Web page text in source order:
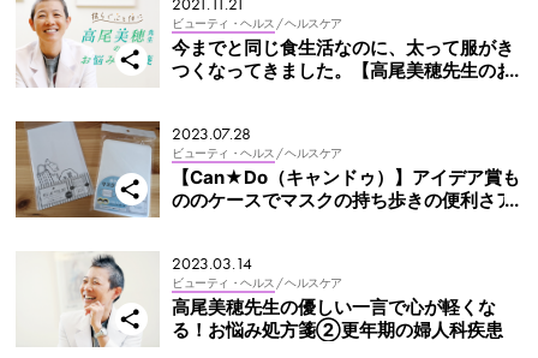
ビューティ・ヘルス / ヘルスケア
今までと同じ食生活なのに、太って服がき
つくなってきました。【高尾美穂先生のお
2023.07.28
ビューティ・ヘルス / ヘルスケア
【Can★Do（キャンドゥ）】アイデア賞も
ののケースでマスクの持ち歩きの便利さア
2023.03.14
ビューティ・ヘルス / ヘルスケア
高尾美穂先生の優しい一言で心が軽くな
る！お悩み処方箋②更年期の婦人科疾患